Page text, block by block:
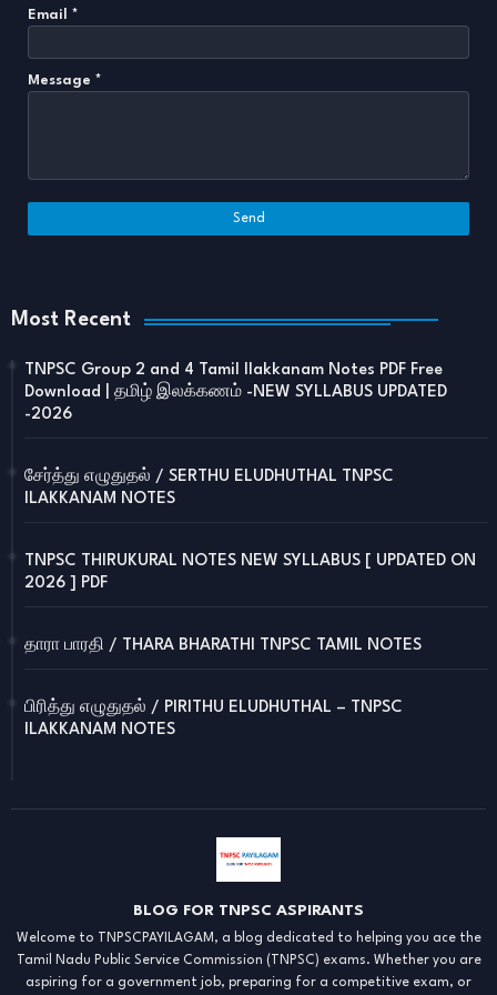
Email *
Message *
Most Recent
TNPSC Group 2 and 4 Tamil Ilakkanam Notes PDF Free
Download | தமிழ் இலக்கணம் -NEW SYLLABUS UPDATED
-2026
சேர்த்து எழுதுதல் / SERTHU ELUDHUTHAL TNPSC
ILAKKANAM NOTES
TNPSC THIRUKURAL NOTES NEW SYLLABUS [ UPDATED ON
2026 ] PDF
தாரா பாரதி / THARA BHARATHI TNPSC TAMIL NOTES
பிரித்து எழுதுதல் / PIRITHU ELUDHUTHAL – TNPSC
ILAKKANAM NOTES
BLOG FOR TNPSC ASPIRANTS
Welcome to TNPSCPAYILAGAM, a blog dedicated to helping you ace the
Tamil Nadu Public Service Commission (TNPSC) exams. Whether you are
aspiring for a government job, preparing for a competitive exam, or